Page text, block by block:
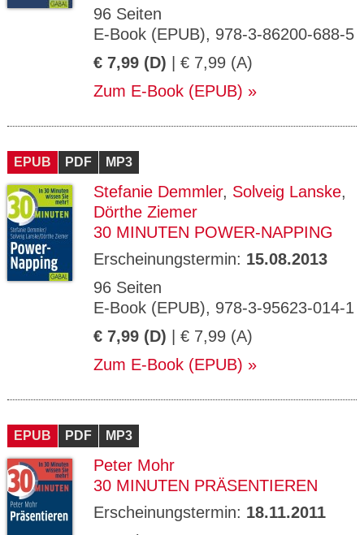
96 Seiten
E-Book (EPUB), 978-3-86200-688-5
€ 7,99 (D) | € 7,99 (A)
Zum E-Book (EPUB)
EPUB PDF MP3
Stefanie Demmler, Solveig Lanske,
Dörthe Ziemer
30 MINUTEN POWER-NAPPING
Erscheinungstermin: 15.08.2013
96 Seiten
E-Book (EPUB), 978-3-95623-014-1
€ 7,99 (D) | € 7,99 (A)
Zum E-Book (EPUB)
EPUB PDF MP3
Peter Mohr
30 MINUTEN PRÄSENTIEREN
Erscheinungstermin: 18.11.2011